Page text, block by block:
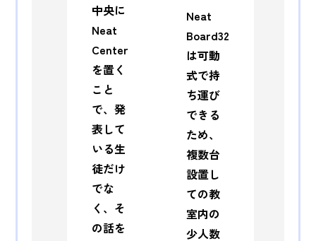
中央に
Neat
Center
を置く
こと
で、発
表して
いる生
徒だけ
でな
く、そ
の話を
Neat
Board32
は可動
式で持
ち運び
できる
ため、
複数台
設置し
ての教
室内の
少人数